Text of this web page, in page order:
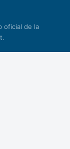
oficial de la